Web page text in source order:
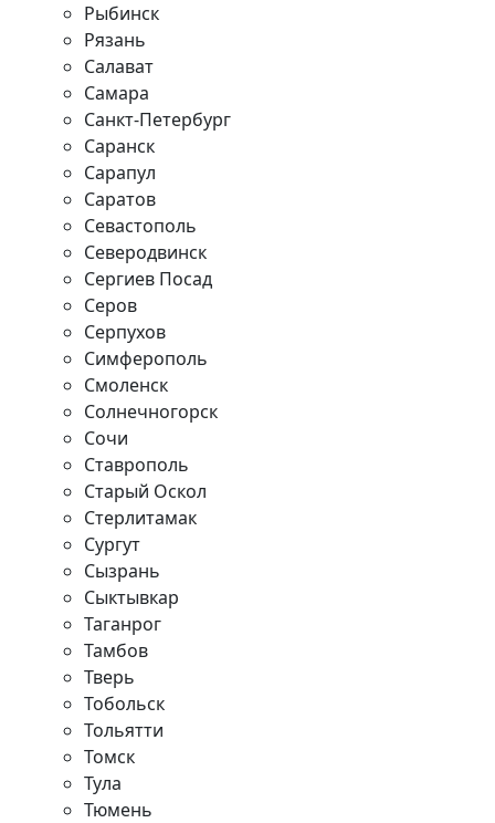
Рыбинск
Рязань
Салават
Самара
Санкт-Петербург
Саранск
Сарапул
Саратов
Севастополь
Северодвинск
Сергиев Посад
Серов
Серпухов
Симферополь
Смоленск
Солнечногорск
Сочи
Ставрополь
Старый Оскол
Стерлитамак
Сургут
Сызрань
Сыктывкар
Таганрог
Тамбов
Тверь
Тобольск
Тольятти
Томск
Тула
Тюмень